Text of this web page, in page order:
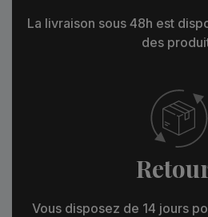
La livraison sous 48h est
des
Vous disposez de 14 jours